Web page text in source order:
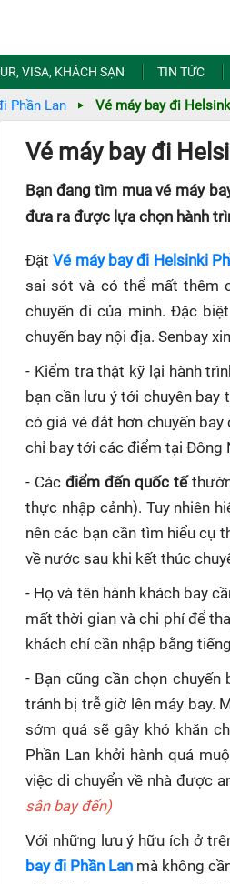
VISA, KHÁCH SẠN TIN TỨC
Phần Lan Vé máy bay đi
Vé máy bay đi
Bạn đang tìm mua vé máy
đưa ra được lựa chọn hành
ĐặtVé máy bay đi Helsinki
sai sót và có thể mất thêm
chuyến đi của mình. Đặc
chuyến bay nội địa. Senbay
- Kiểm tra thật kỹ lại hành
bạn cần lưu ý tới chuyên bay
có giá vé đắt hơn chuyến
chỉ bay tới các điểm tại Đông
- Các điểm đến quốc tế
thực nhập cảnh). Tuy nhiên
nên các bạn cần tìm hiểu cụ
về nước sau khi kết thúc
- Họ và tên hành khách bay
mất thời gian và chi phí để
khách chỉ cần nhập bằng
- Bạn cũng cần chọn
tránh bị trễ giờ lên máy bay.
sớm quá sẽ gây khó khăn
Phần Lan khởi hành quá
việc di chuyển về nhà được
sân bay đến)
Với những lưu ý hữu ích ở
bay đi Phần Lan mà không